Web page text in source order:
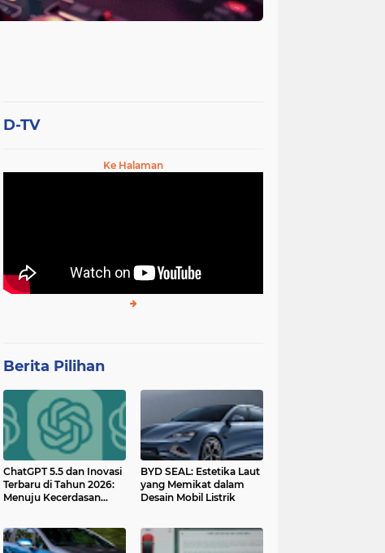
D-TV
Ke Halaman
Berita Pilihan
ChatGPT 5.5 dan Inovasi
Terbaru di Tahun 2026:
Menuju Kecerdasan
BYD SEAL: Estetika Laut
yang Memikat dalam
Desain Mobil Listrik